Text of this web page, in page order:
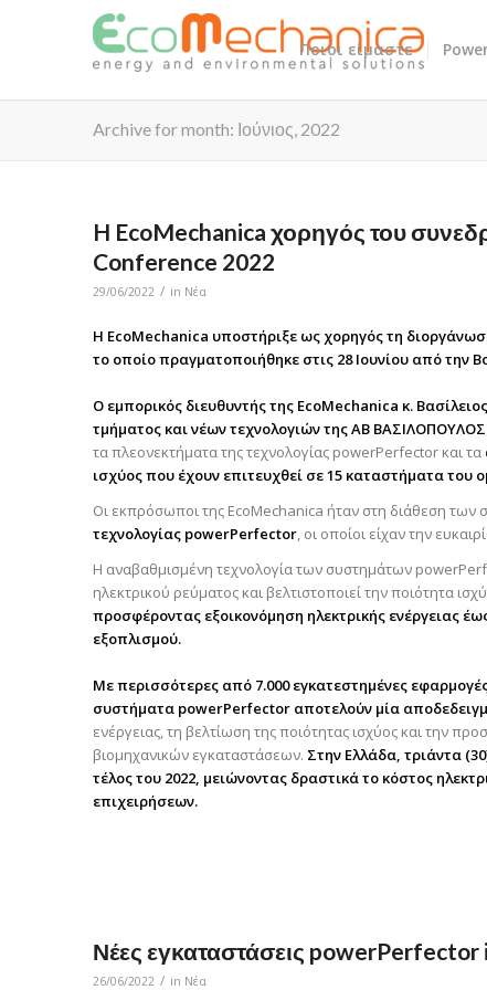
Ποιοι είμαστε
Archive for month: Ιούνιος, 2022
H EcoMechanica χορηγός του
Conference 2022
29/06/2022 / in Νέα
H EcoMechanica υποστήριξε ως χορηγός τη
το οποίο πραγματοποιήθηκε στις 28 Ιουνίου από την
Ο εμπορικός διευθυντής της EcoMechanica κ.
τμήματος και νέων τεχνολογιών της ΑΒ
τα πλεονεκτήματα της τεχνολογίας powerPerfector και τα
ισχύος που έχουν επιτευχθεί σε 15 καταστήματα του
Οι εκπρόσωποι της EcoMechanica ήταν στη διάθεση των
τεχνολογίας powerPerfector, οι οποίοι είχαν την
H αναβαθμισμένη τεχνολογία των συστημάτων
ηλεκτρικού ρεύματος και βελτιστοποιεί την ποιότητα
προσφέροντας εξοικονόμηση ηλεκτρικής ενέργειας
εξοπλισμού.
Με περισσότερες από 7.000 εγκατεστημένες
συστήματα powerPerfector αποτελούν μία
ενέργειας, τη βελτίωση της ποιότητας ισχύος και την
βιομηχανικών εγκαταστάσεων. Στην Ελλάδα, τριάντα
τέλος του 2022, μειώνοντας δραστικά το κόστος
επιχειρήσεων.
Νέες εγκαταστάσεις powerPerfector
26/06/2022 / in Νέα